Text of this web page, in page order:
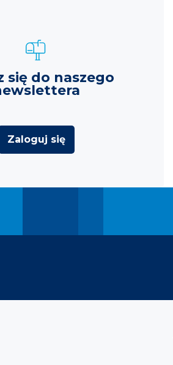
się do naszego
Zaloguj się